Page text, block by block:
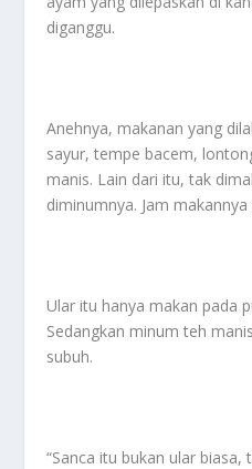
diganggu.
Anehnya, makanan yang
sayur, tempe bacem,
manis. Lain dari itu, tak
diminumnya. Jam
Ular itu hanya makan pada
Sedangkan minum teh
subuh.
“Sanca itu bukan ular